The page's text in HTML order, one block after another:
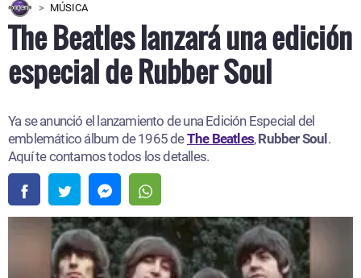
MÚSICA
The Beatles lanzará una edición
especial de Rubber Soul
Ya se anunció el lanzamiento de una Edición Especial del
emblemático álbum de 1965 deThe Beatles,Rubber Soul.
Aquí te contamos todos los detalles.